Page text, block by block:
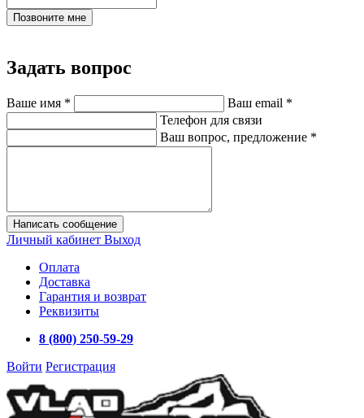
Позвоните мне
Задать вопрос
Ваше имя * Ваш email *
Телефон для связи
Ваш вопрос, предложение *
Написать сообщение
Личный кабинет Выход
Оплата
Доставка
Гарантия и возврат
Реквизиты
8 (800) 250-59-29
Войти Регистрация